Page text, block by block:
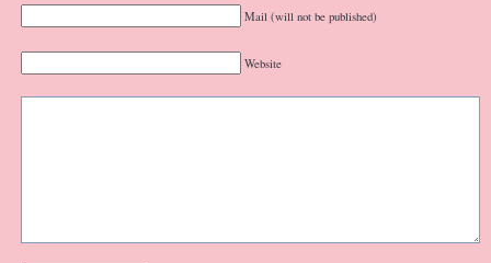
Mail (will not be published)
Website